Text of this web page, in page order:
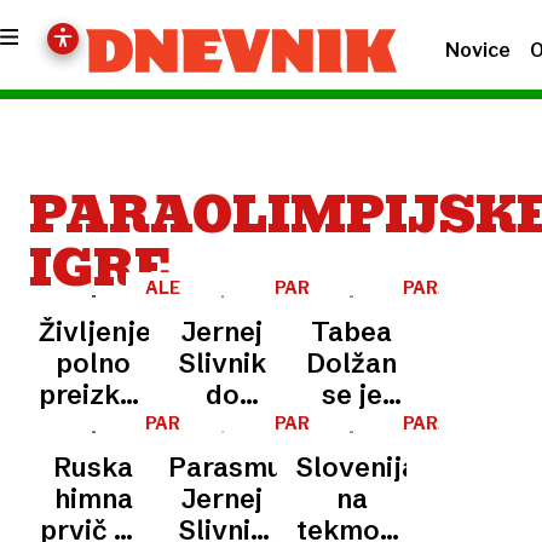
Novice
IGRE
ALEX
Življenje,
polno
preizkušenj
in zmag:
Prezgodaj
se je
poslovil
PARAOLIMPIJSKE
Jernej
Slivnik
do
uvrstitve
kariere
Tabea
Dolžan
se je
borila s
klancem
PARAOLIMPIJSKE
Ruska
himna
prvič po
PARAOLIMPIJSKE
Parasmučar
Jernej
Slivnik
Slovenija
na
tekmovanju